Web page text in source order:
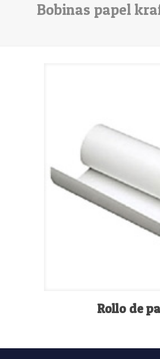
Bobinas papel
Rollo de